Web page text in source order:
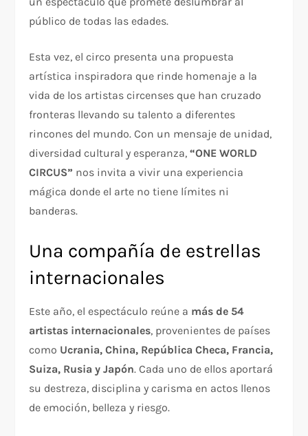
público de todas las edades.
Esta vez, el circo presenta una propuesta
artística inspiradora que rinde homenaje a la
vida de los artistas circenses que han cruzado
fronteras llevando su talento a diferentes
rincones del mundo. Con un mensaje de unidad,
diversidad cultural y esperanza,“ONE WORLD
CIRCUS” nos invita a vivir una experiencia
mágica donde el arte no tiene límites ni
banderas.
Una compañía de estrellas
internacionales
Este año, el espectáculo reúne a más de 54
artistas internacionales, provenientes de países
como Ucrania, China, República Checa, Francia,
Suiza, Rusia y Japón. Cada uno de ellos aportará
su destreza, disciplina y carisma en actos llenos
de emoción, belleza y riesgo.